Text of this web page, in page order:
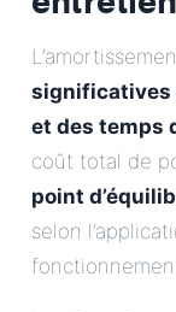
significatives
et des temps
coût total de
point
selon